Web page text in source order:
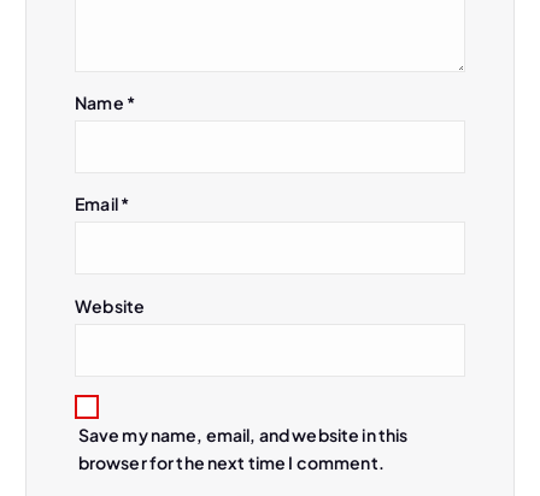
Name *
Email*
Website
Save my name, email, and website in this
browser for the next time I comment.